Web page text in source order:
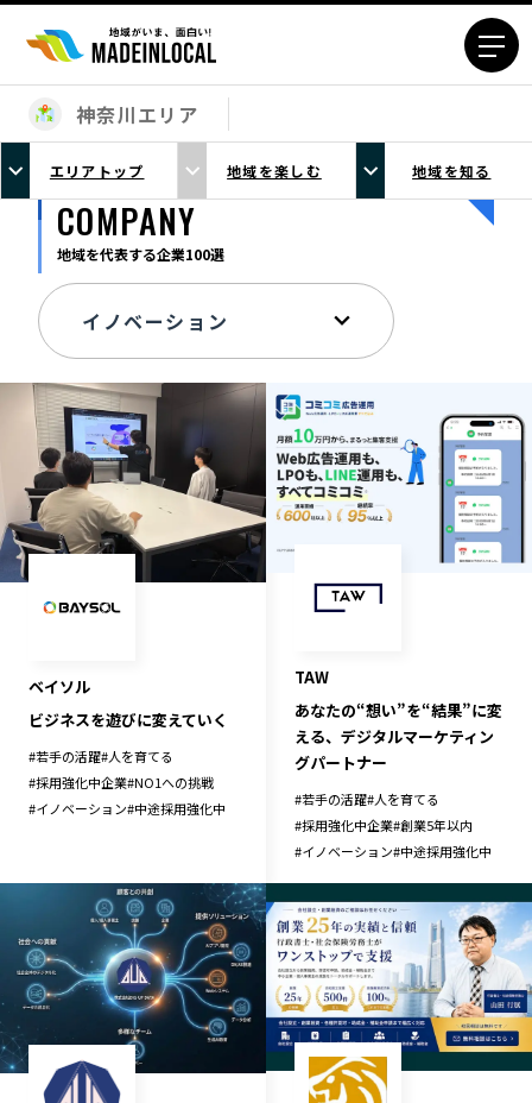
エリアから探す
北海道エリア
青森エリア
岩手エリア
秋田エリア
福島エリア
栃木エリア
埼玉エリア
東京23区エリア
多摩エリア
神奈川エリア
新潟エリア
富山エリア
石川エリア
福井エリア
山梨エリア
静岡エリア
愛知エリア
大阪市エリア
北摂エリア
堺・泉州エリア
河内エリア
兵庫エリア
奈良エリア
鳥取エリア
島根エリア
広島エリア
山口エリア
香川エリア
愛媛エリア
高知エリア
福岡エリア
佐賀エリア
長崎エリア
熊本エリア
大分エリア
宮崎エリア
鹿児島エリア
神奈川エリア
エリアトップ 地域を楽しむ 地域を知る
COMPANY
地域を代表する企業100選
ベイソル
ビジネスを遊びに変えていく
#若手の活躍#人を育てる
#採用強化中企業#NO1への挑戦
#イノベーション#中途採用強化中
TAW
あなたの“想い”を“結果”に変
える、デジタルマーケティン
グパートナー
#若手の活躍#人を育てる
#採用強化中企業#創業5年以内
#イノベーション#中途採用強化中